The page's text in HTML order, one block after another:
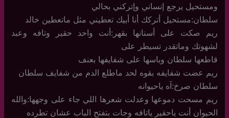
ومستحيل يرجع إنساني وإتركني بحالي
سلطان:مستحيل أتركك أنا أبيك تعطيني مثل ماتعطين خالد
ريم صكت على أسنانها بقهر:أنت واحد حقير وتافه وعبد
لشهوتك وماتقدر تسيطر على
قاطعها سلطان وباسها على شفايفها بعنف
ريم عضت شفايفه بقوه لحد ماطلع الدم من شفايف سلطان
سلطان صرخ:آه ياحيوانه
ريم مسحت دموعها وعدلت شعرها اللي جاء على وجهها:والله
الحيوان أنت ياحقير ياتافه وجات بتفتح الباب عشان تطرده